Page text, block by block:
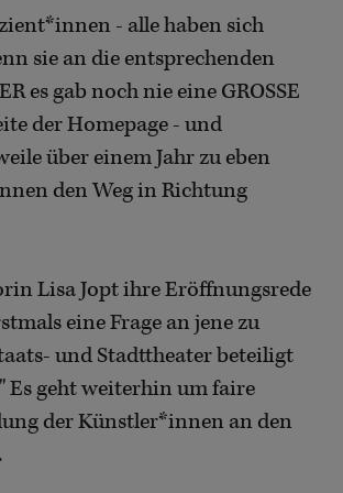
- alle haben sich
sie an die entsprechenden
es gab noch nie eine GROSSE
der Homepage - und
über einem Jahr zu eben
den Weg in Richtung
Lisa Jopt ihre Eröffnungsrede
eine Frage an jene zu
und Stadttheater beteiligt
Es geht weiterhin um faire
der Künstler*innen an den